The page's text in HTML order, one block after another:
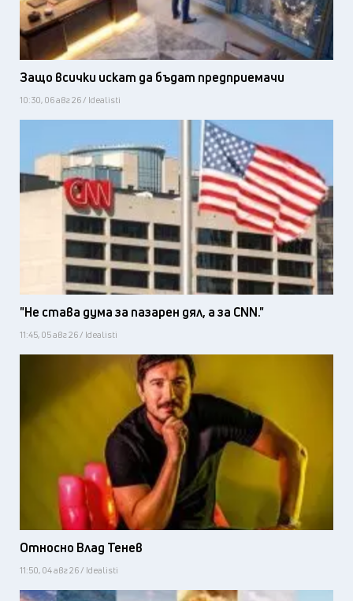
Защо всички искат да бъдат предприемачи
10:30, 06 авг 26 / Idealisti
"Не става дума за пазарен дял, а за CNN."
11:45, 05 авг 26 / Idealisti
Относно Влад Тенев
11:50, 04 авг 26 / Idealisti